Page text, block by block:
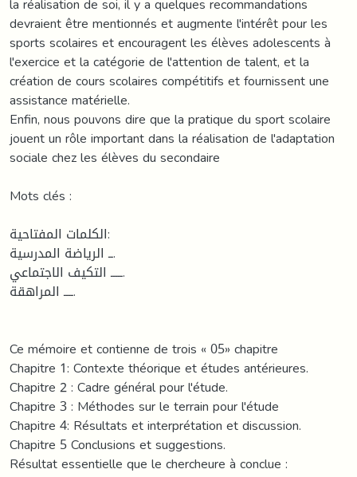
devraient être mentionnés et augmente l'intérêt pour les
sports scolaires et encouragent les élèves adolescents à
l'exercice et la catégorie de l'attention de talent, et la
création de cours scolaires compétitifs et fournissent une
assistance matérielle.
Enfin, nous pouvons dire que la pratique du sport scolaire
jouent un rôle important dans la réalisation de l'adaptation
sociale chez les élèves du secondaire
Mots clés :
الكلمات المفتاحية:
ــ الرياضة المدرسية.
ـــــ التكيف الاجتماعي.
ــــ المراهقة.
Ce mémoire et contienne de trois « 05» chapitre
Chapitre 1: Contexte théorique et études antérieures.
Chapitre 2 : Cadre général pour l'étude.
Chapitre 3 : Méthodes sur le terrain pour l'étude
Chapitre 4: Résultats et interprétation et discussion.
Chapitre 5 Conclusions et suggestions.
Résultat essentielle que le chercheure à conclue :